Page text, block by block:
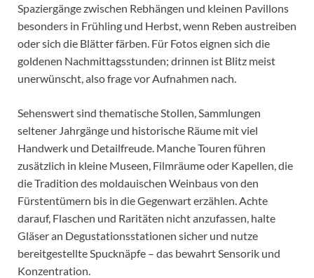
Spaziergänge zwischen Rebhängen und kleinen Pavillons
besonders in Frühling und Herbst, wenn Reben austreiben
oder sich die Blätter färben. Für Fotos eignen sich die
goldenen Nachmittagsstunden; drinnen ist Blitz meist
unerwünscht, also frage vor Aufnahmen nach.
Sehenswert sind thematische Stollen, Sammlungen
seltener Jahrgänge und historische Räume mit viel
Handwerk und Detailfreude. Manche Touren führen
zusätzlich in kleine Museen, Filmräume oder Kapellen, die
die Tradition des moldauischen Weinbaus von den
Fürstentümern bis in die Gegenwart erzählen. Achte
darauf, Flaschen und Raritäten nicht anzufassen, halte
Gläser an Degustationsstationen sicher und nutze
bereitgestellte Spucknäpfe – das bewahrt Sensorik und
Konzentration.